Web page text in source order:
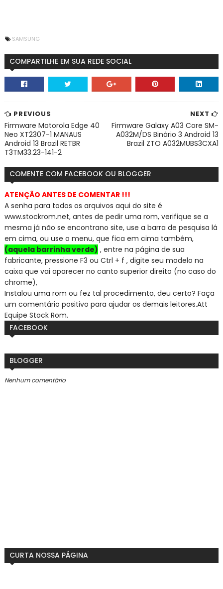
SAMSUNG
COMPARTILHE EM SUA REDE SOCIAL
NEXT
Firmware Galaxy A03 Core SM-
A032M/DS Binário 3 Android 13
Brazil ZTO A032MUBS3CXA1
PREVIOUS
Firmware Motorola Edge 40
Neo XT2307-1 MANAUS
Android 13 Brazil RETBR
T3TM33.23-141-2
COMENTE COM FACEBOOK OU BLOGGER
ATENÇÃO ANTES DE COMENTAR !!!
A senha para todos os arquivos aqui do site é
www.stockrom.net, antes de pedir uma rom, verifique se a
mesma já não se encontrano site, use a barra de pesquisa lá
em cima, ou use o menu, que fica em cima também,
(aquela barrinha verde) , entre na página de sua
fabricante, pressione F3 ou Ctrl + f , digite seu modelo na
caixa que vai aparecer no canto superior direito (no caso do
chrome),
Instalou uma rom ou fez tal procedimento, deu certo? Faça
um comentário positivo para ajudar os demais leitores.Att
Equipe Stock Rom.
FACEBOOK
BLOGGER
Nenhum comentário
CURTA NOSSA PÁGINA